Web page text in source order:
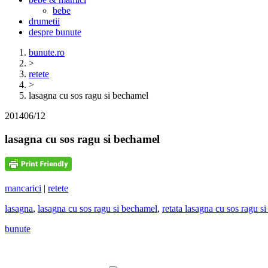
bebe
drumetii
despre bunute
bunute.ro
>
retete
>
lasagna cu sos ragu si bechamel
201406/12
lasagna cu sos ragu si bechamel
mancarici | retete
lasagna, lasagna cu sos ragu si bechamel, retata lasagna cu sos ragu
bunute